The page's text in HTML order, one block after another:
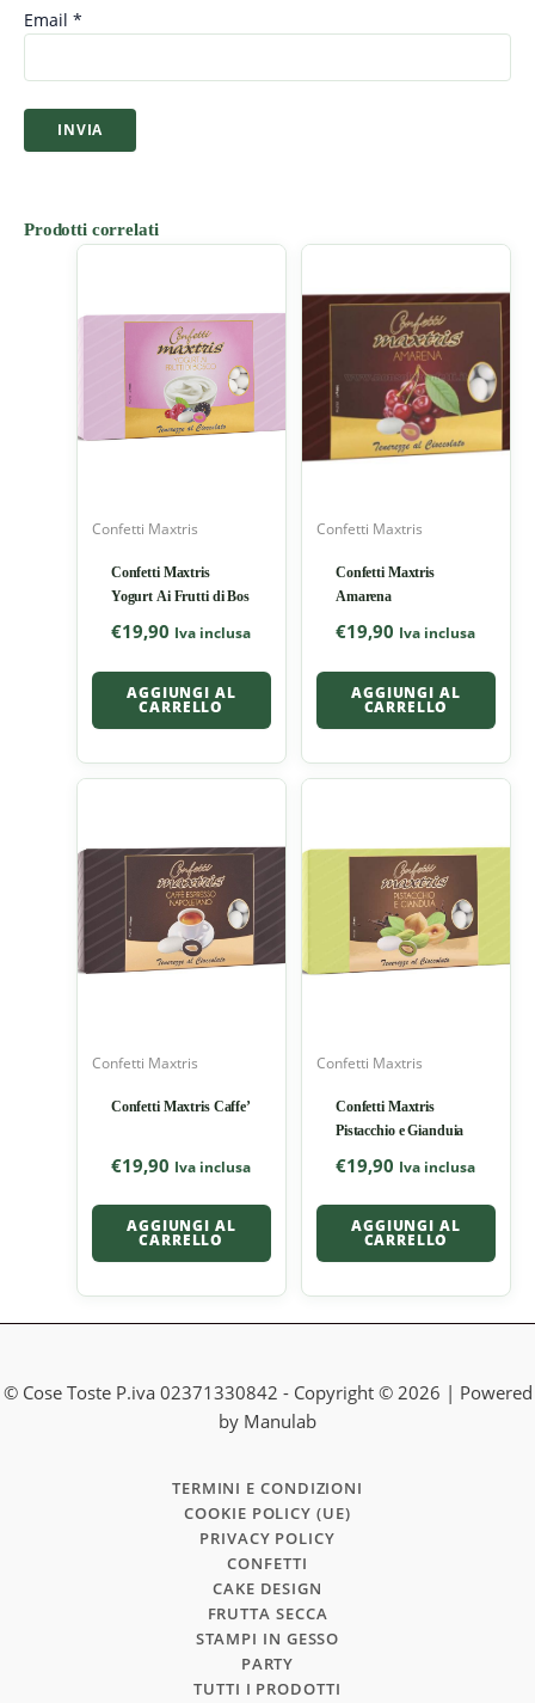
Email *
Prodotti correlati
Confetti Maxtris
Confetti Maxtris
Yogurt Ai Frutti di Bos
€19,90 Iva inclusa
AGGIUNGI AL
CARRELLO
Confetti Maxtris
Confetti Maxtris
Amarena
€19,90 Iva inclusa
AGGIUNGI AL
CARRELLO
Confetti Maxtris
Confetti Maxtris Caffe’
€19,90 Iva inclusa
AGGIUNGI AL
CARRELLO
Confetti Maxtris
Confetti Maxtris
Pistacchio e Gianduia
€19,90 Iva inclusa
AGGIUNGI AL
CARRELLO
© Cose Toste P.iva 02371330842 - Copyright © 2026 | Powered
by Manulab
TERMINI E CONDIZIONI
COOKIE POLICY (UE)
PRIVACY POLICY
CONFETTI
CAKE DESIGN
FRUTTA SECCA
STAMPI IN GESSO
PARTY
TUTTI I PRODOTTI